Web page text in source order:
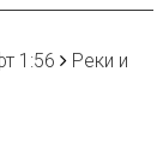
1:56
Реки и